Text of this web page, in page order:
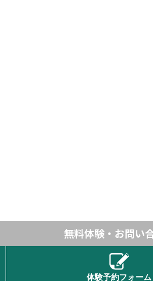
無料体験・お問い
体験予約フォーム